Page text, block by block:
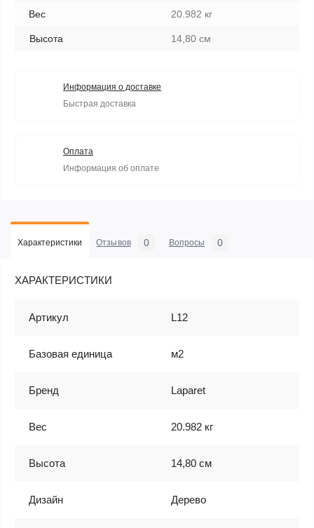
Вес 20.982 кг
Высота 14,80 см
Информация о доставке
Быстрая доставка
Оплата
Информация об оплате
Характеристики Отзывов 0 Вопросы 0
ХАРАКТЕРИСТИКИ
Артикул L12
Базовая единица м2
Бренд Laparet
Вес 20.982 кг
Высота 14,80 см
Дизайн Дерево